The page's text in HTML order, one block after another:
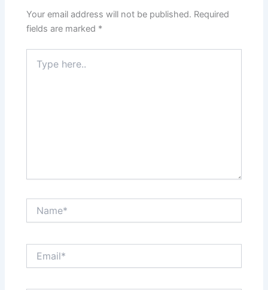
Your email address will not be published. Required
fields are marked *
here..